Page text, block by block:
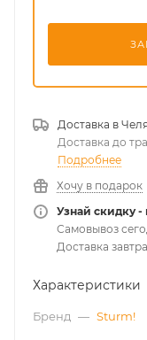
Доставка в
Доставка до
Подробнее
Хочу в подарок
Узнай скидку -
Самовывоз
Доставка
Характеристики
Бренд — Sturm!